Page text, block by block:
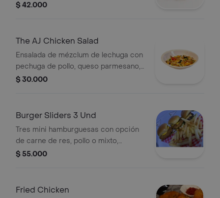
$ 42.000
The AJ Chicken Salad
Ensalada de mézclum de lechuga con
pechuga de pollo, queso parmesano,
brócoli y tomate cherry.
$ 30.000
Burger Sliders 3 Und
Tres mini hamburguesas con opción
de carne de res, pollo o mixto,
acompañadas de tocineta, queso
$ 55.000
Fried Chicken